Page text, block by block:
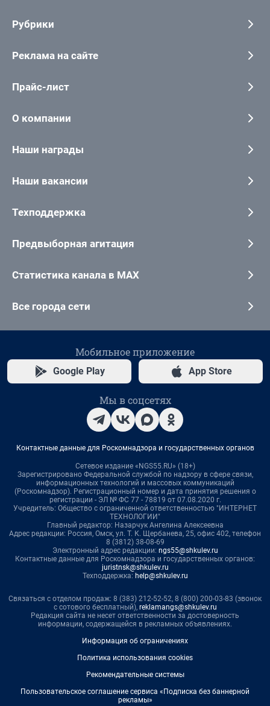
Рубрики
Реклама на сайте
Прайс-лист
О компании
Наши награды
Наши вакансии
Техподдержка
Предвыборная агитация
Статистика канала в MAX
Все города сети
Мобильное приложение
Google Play App Store
Мы в соцсетях
Контактные данные для Роскомнадзора и государственных органов
Сетевое издание «NGS55.RU» (18+)
Зарегистрировано Федеральной службой по надзору в сфере связи,
информационных технологий и массовых коммуникаций
(Роскомнадзор). Регистрационный номер и дата принятия решения о
регистрации - ЭЛ № ФС 77 - 78819 от 07.08.2020 г.
Учредитель: Общество с ограниченной ответственностью "ИНТЕРНЕТ
ТЕХНОЛОГИИ"
Главный редактор: Назарчук Ангелина Алексеевна
Адрес редакции: Россия, Омск, ул. Т. К. Щербанева, 25, офис 402, телефон
8 (3812) 38-08-69
Электронный адрес редакции: ngs55@shkulev.ru
Контактные данные для Роскомнадзора и государственных органов:
juristnsk@shkulev.ru
Техподдержка: help@shkulev.ru
Связаться с отделом продаж: 8 (383) 212-52-52, 8 (800) 200-03-83 (звонок
с сотового бесплатный), reklamangs@shkulev.ru
Редакция сайта не несет ответственности за достоверность
информации, содержащейся в рекламных объявлениях.
Информация об ограничениях
Политика использования cookies
Рекомендательные системы
Пользовательское соглашение сервиса «Подписка без баннерной
рекламы»